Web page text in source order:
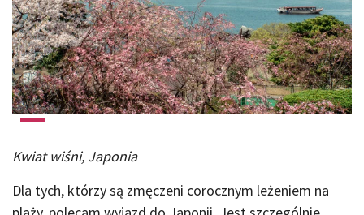
Kwiat wiśni, Japonia
Dla tych, którzy są zmęczeni corocznym leżeniem na